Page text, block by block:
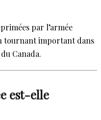
par l’armée
tournant important dans
Canada.
est-elle